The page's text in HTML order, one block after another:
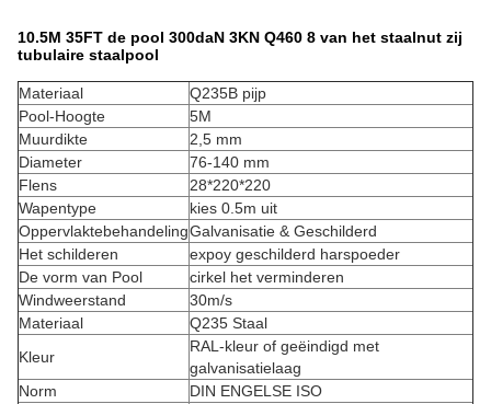
10.5M 35FT de pool 300daN 3KN Q460 8 van het staalnut zij
tubulaire staalpool
Materiaal
Q235B pijp
Pool-Hoogte
5M
Muurdikte
2,5 mm
Diameter
76-140 mm
Flens
28*220*220
Wapentype
kies 0.5m uit
OppervlaktebehandelingGalvanisatie & Geschilderd
Het schilderen
expoy geschilderd harspoeder
De vorm van Pool
cirkel het verminderen
Windweerstand
30m/s
Materiaal
Q235 Staal
Kleur
RAL-kleur of geëindigd met
galvanisatielaag
Norm
DIN ENGELSE ISO